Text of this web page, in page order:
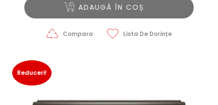
a
29.990,00 lei.
28.555,00 lei.
ADAUGĂ ÎN COȘ
Compara Lista De Dorințe
Reduceri!